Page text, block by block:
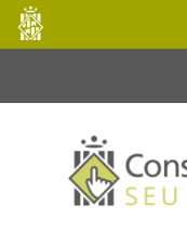
Salta al contingut principal
Consell
de
Mallorca